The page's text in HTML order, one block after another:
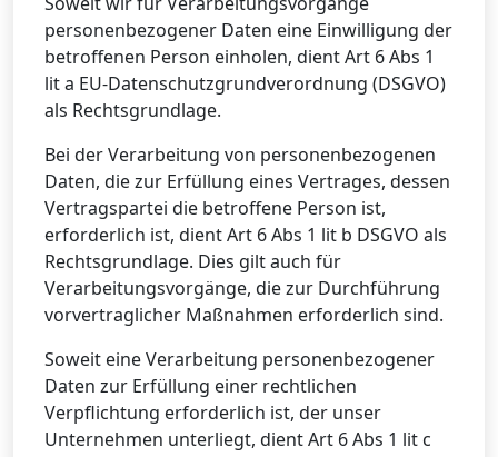
personenbezogener Daten eine Einwilligung der
betroffenen Person einholen, dient Art 6 Abs 1
lit a EU-Datenschutzgrundverordnung (DSGVO)
als Rechtsgrundlage.
Bei der Verarbeitung von personenbezogenen
Daten, die zur Erfüllung eines Vertrages, dessen
Vertragspartei die betroffene Person ist,
erforderlich ist, dient Art 6 Abs 1 lit b DSGVO als
Rechtsgrundlage. Dies gilt auch für
Verarbeitungsvorgänge, die zur Durchführung
vorvertraglicher Maßnahmen erforderlich sind.
Soweit eine Verarbeitung personenbezogener
Daten zur Erfüllung einer rechtlichen
Verpflichtung erforderlich ist, der unser
Unternehmen unterliegt, dient Art 6 Abs 1 lit c